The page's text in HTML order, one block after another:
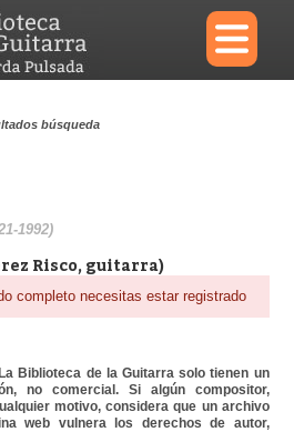
×
búsqueda
1992)
Risco, guitarra)
completo necesitas estar registrado
Biblioteca de la Guitarra solo tienen un
no comercial. Si algún compositor,
motivo, considera que un archivo
web vulnera los derechos de autor,